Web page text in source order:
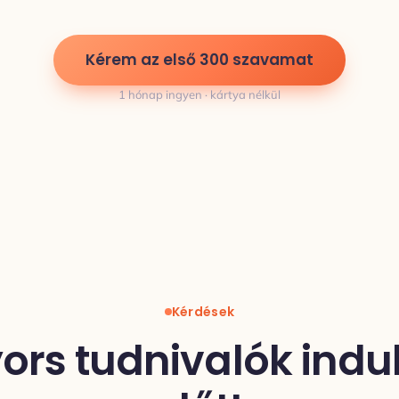
Kérem az első 300 szavamat
1 hónap ingyen · kártya nélkül
Kérdések
tudnivalók